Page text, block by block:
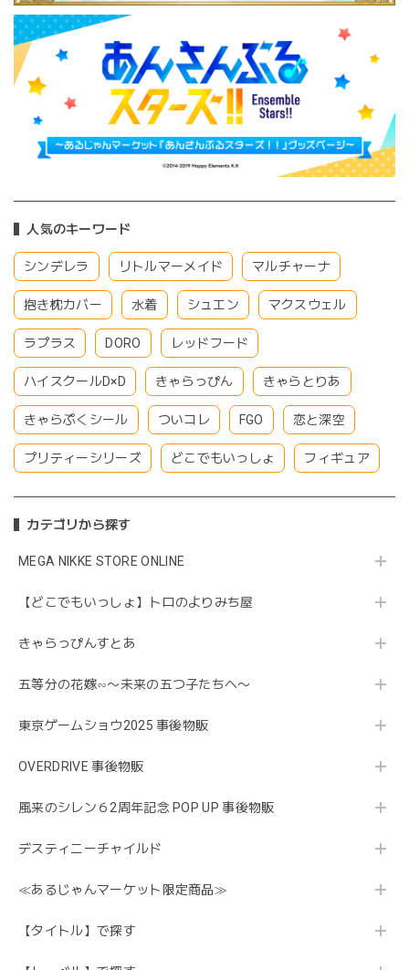
人気のキーワード
シンデレラ リトルマーメイド マルチャーナ
抱き枕カバー 水着 シュエン マクスウェル
ラプラス DORO レッドフード
ハイスクールD×D きゃらっぴん きゃらとりあ
きゃらぷくシール ついコレ FGO 恋と深空
プリティーシリーズ どこでもいっしょ フィギュア
カテゴリから探す
MEGA NIKKE STORE ONLINE
【どこでもいっしょ】トロのよりみち屋
きゃらっぴんすとあ
五等分の花嫁∽〜未来の五つ子たちへ〜
東京ゲームショウ2025 事後物販
OVERDRIVE 事後物販
風来のシレン６2周年記念 POP UP 事後物販
デスティニーチャイルド
≪あるじゃんマーケット限定商品≫
【タイトル】で探す